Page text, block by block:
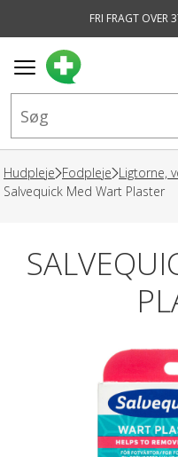
FRI FRAGT OVER
Hudpleje Fodpleje Ligtorne,
Salvequick Med Wart Plaster